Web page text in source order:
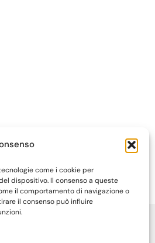
come i cookie per
dispositivo. Il consenso a queste
il comportamento di navigazione o
il consenso può influire